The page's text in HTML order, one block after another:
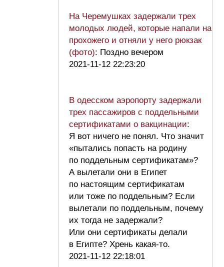
На Черемушках задержали трех
молодых людей, которые напали на
прохожего и отняли у него рюкзак
(фото): Поздно вечером
2021-11-12 22:23:20
В одесском аэропорту задержали
трех пассажиров с поддельными
сертификатами о вакцинации:
Я вот ничего не понял. Что значит
«пытались попасть на родину
по поддельным сертификатам»?
А вылетали они в Египет
по настоящим сертификатам
или тоже по поддельным? Если
вылетали по поддельным, почему
их тогда не задержали?
Или они сертификаты делали
в Египте? Хрень какая-то.
2021-11-12 22:18:01